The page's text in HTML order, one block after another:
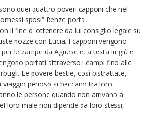
quei quattro poveri capponi che nel
sposi” Renzo porta
il fine di ottenere da lui consiglio legale su
nozze con Lucia. I capponi vengono
le zampe da Agnese e, a testa in giù e
portati attraverso i campi fino allo
Le povere bestie, così bistrattate,
penoso si beccano tra loro,
le persone quando non arrivano a
loro male non dipende da loro stessi,